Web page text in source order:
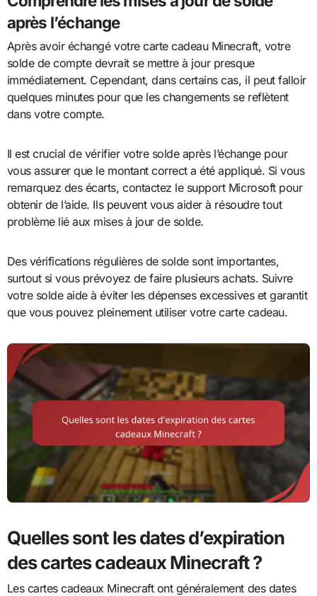
après l’échange
Après avoir échangé votre carte cadeau Minecraft, votre
solde de compte devrait se mettre à jour presque
immédiatement. Cependant, dans certains cas, il peut falloir
quelques minutes pour que les changements se reflètent
dans votre compte.
Il est crucial de vérifier votre solde après l’échange pour
vous assurer que le montant correct a été appliqué. Si vous
remarquez des écarts, contactez le support Microsoft pour
obtenir de l’aide. Ils peuvent vous aider à résoudre tout
problème lié aux mises à jour de solde.
Des vérifications régulières de solde sont importantes,
surtout si vous prévoyez de faire plusieurs achats. Suivre
votre solde aide à éviter les dépenses excessives et garantit
que vous pouvez pleinement utiliser votre carte cadeau.
Quelles sont les dates d’expiration
des cartes cadeaux Minecraft ?
Les cartes cadeaux Minecraft ont généralement des dates